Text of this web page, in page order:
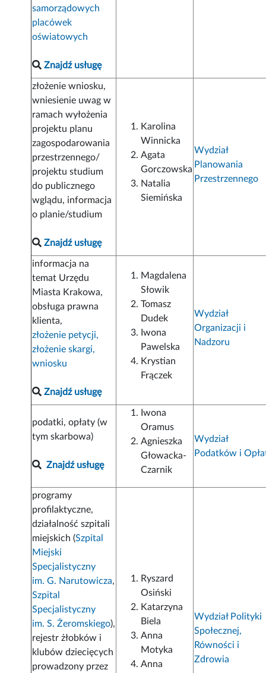
samorządowych
placówek
oświatowych
Znajdź usługę
złożenie wniosku,
wniesienie uwag w
ramach wyłożenia
projektu planu
zagospodarowania
przestrzennego/
projektu studium
do publicznego
wglądu, informacja
o planie/studium
Znajdź usługę
Karolina
Winnicka
Agata
Gorczowska
Natalia
Siemińska
Wydział
Planowania
Przestrzennego
informacja na
temat Urzędu
Miasta Krakowa,
obsługa prawna
klienta,
złożenie petycji,
złożenie skargi,
wniosku
Znajdź usługę
Magdalena
Słowik
Tomasz
Dudek
Iwona
Pawelska
Krystian
Frączek
Wydział
Organizacji i
Nadzoru
podatki, opłaty (w
tym skarbowa)
Znajdź usługę
Iwona
Oramus
Agnieszka
Głowacka-
Czarnik
Wydział
Podatków i
programy
profilaktyczne,
działalność szpitali
miejskich (Szpital
Miejski
Specjalistyczny
im. G. Narutowicza,
Szpital
Specjalistyczny
im. S. Żeromskiego),
rejestr żłobków i
klubów dziecięcych
prowadzony przez
Ryszard
Osiński
Katarzyna
Biela
Anna
Motyka
Anna
Wydział Polityki
Społecznej,
Równości i
Zdrowia